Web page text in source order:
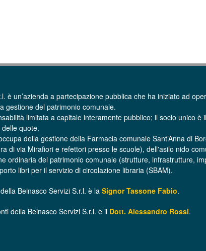
è un’azienda a partecipazione pubblica che ha iniziato ad
gestione del patrimonio comunale.
limitata a capitale interamente pubblico; il socio unico è
quote.
della gestione della Farmacia comunale Sant’Anna di
di via Mirafiori e refettori presso le scuole), dell'asilo nido
ordinaria del patrimonio comunale (strutture, infrastrutture,
libri per il servizio di circolazione libraria (SBAM).
Beinasco Servizi S.r.l. è la Signor Tassone Fabio.
della Beinasco Servizi S.r.l. è il Dott. Alessandro Rossi.